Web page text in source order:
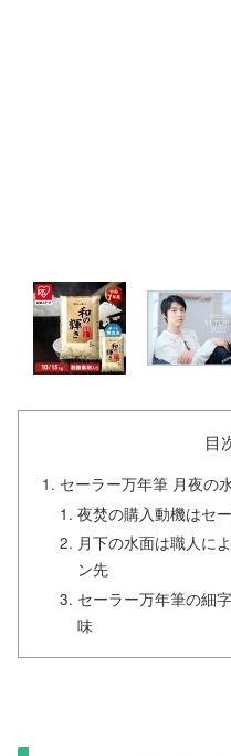
目
セーラー万年筆 月夜の
夜焚の購入動機はセ
月下の水面は職人に
ン先
セーラー万年筆の細
味